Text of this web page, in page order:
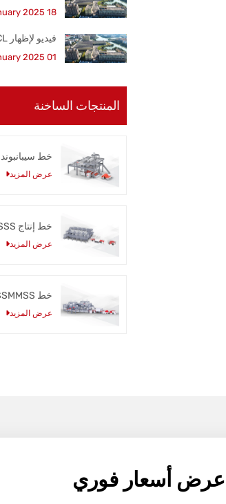
18 January 2025
فيديو لإظهار CL
01 January 2025
المنتجات الساخنة
خط سيبانبوند S
عرض المزيد
خط إنتاج Spunbond SSSS
عرض المزيد
خط SSMMSS بتقنية Spunmelt
عرض المزيد
أسعار فوري